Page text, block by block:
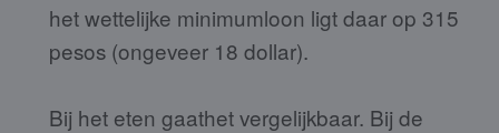
het wettelijke minimumloon ligt daar op 315
pesos (ongeveer 18 dollar).
Bij het eten gaathet vergelijkbaar. Bij de